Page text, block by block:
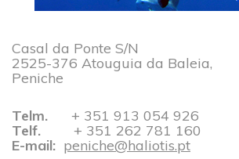
Casal da Ponte S/N
2525-376 Atouguia da Baleia,
Peniche
Telm.
+ 351 913 054 926​​​​​​​
Telf.
+ 351 262 781 160
E-mail: peniche@haliotis.pt